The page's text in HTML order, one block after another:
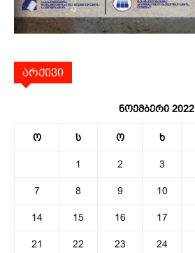
არქივი
ნოემბერი 2022
ო ს ო ხ
1 2 3
7 8 9 10
14 15 16 17
21 22 23 24